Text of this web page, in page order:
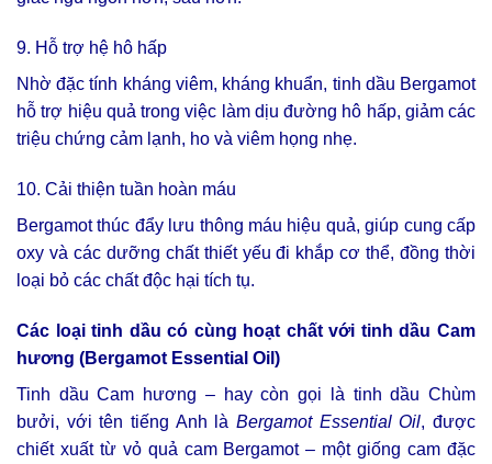
9. Hỗ trợ hệ hô hấp
Nhờ đặc tính kháng viêm, kháng khuẩn, tinh dầu Bergamot
hỗ trợ hiệu quả trong việc làm dịu đường hô hấp, giảm các
triệu chứng cảm lạnh, ho và viêm họng nhẹ.
10. Cải thiện tuần hoàn máu
Bergamot thúc đẩy lưu thông máu hiệu quả, giúp cung cấp
oxy và các dưỡng chất thiết yếu đi khắp cơ thể, đồng thời
loại bỏ các chất độc hại tích tụ.
Các loại tinh dầu có cùng hoạt chất với tinh dầu Cam
hương (Bergamot Essential Oil)
Tinh dầu Cam hương – hay còn gọi là tinh dầu Chùm
bưởi, với tên tiếng Anh là Bergamot Essential Oil, được
chiết xuất từ vỏ quả cam Bergamot – một giống cam đặc